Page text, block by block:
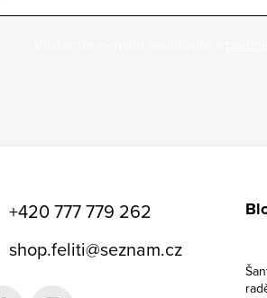
+420 777 779 262
shop.feliti@seznam.cz